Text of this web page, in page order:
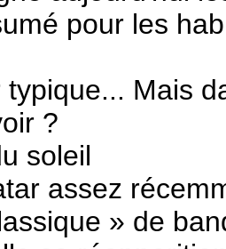
pour les
typique... Mais
?
soleil
assez
» de